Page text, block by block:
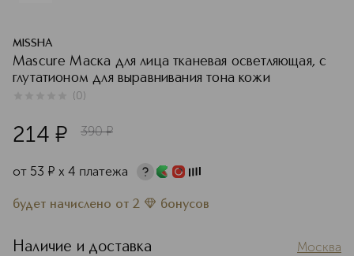
MISSHA
Mascure Маска для лица тканевая осветляющая, с
глутатионом для выравнивания тона кожи
(0)
214 ¤ 390 ¤
от 53 ¤ х 4 платежа
будет начислено от 2 бонусов
Наличие и доставка Москва